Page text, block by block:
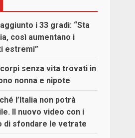
i 33 gradi: “Sta
così aumentano i
estremi”
senza vita trovati in
nonna e nipote
l’Italia non potrà
Il nuovo video con i
di sfondare le vetrate